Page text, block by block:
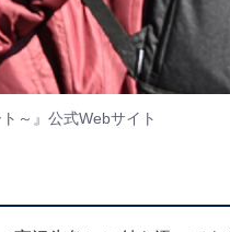
～』 公式Webサイト